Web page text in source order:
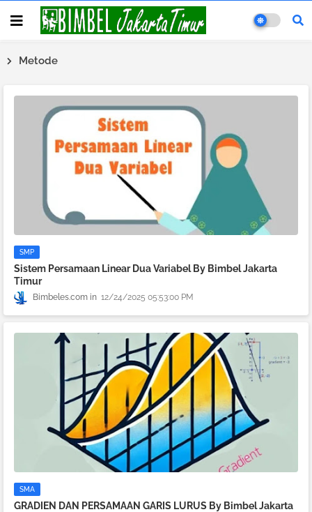
Metode
SMP
Sistem Persamaan Linear Dua Variabel By Bimbel Jakarta
Timur
Bimbeles.com 12/24/2025 05:53:00 PM
SMA
GRADIEN DAN PERSAMAAN GARIS LURUS By Bimbel Jakarta